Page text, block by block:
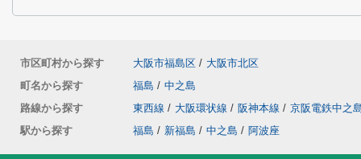
市区町村から探す 大阪市福島区 / 大阪市北区
町名から探す
福島 / 中之島
路線から探す
東西線 / 大阪環状線 / 阪神本線 / 京阪電鉄中之
駅から探す
福島 / 新福島 / 中之島 / 阿波座